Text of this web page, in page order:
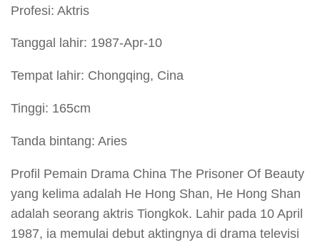
Profesi: Aktris
Tanggal lahir: 1987-Apr-10
Tempat lahir: Chongqing, Cina
Tinggi: 165cm
Tanda bintang: Aries
Profil Pemain Drama China The Prisoner Of Beauty
yang kelima adalah He Hong Shan, He Hong Shan
adalah seorang aktris Tiongkok. Lahir pada 10 April
1987, ia memulai debut aktingnya di drama televisi